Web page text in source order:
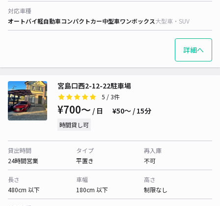
対応車種
オートバイ軽自動車コンパクトカー中型車ワンボックス大型車・SUV
詳細へ
宮島口西2-12-22駐車場
5 / 3件
¥700〜 / 日 ¥50〜 / 15分
時間貸し可
貸出時間
24時間営業
タイプ
平置き
再入庫
不可
長さ
480cm 以下
車幅
180cm 以下
高さ
制限なし